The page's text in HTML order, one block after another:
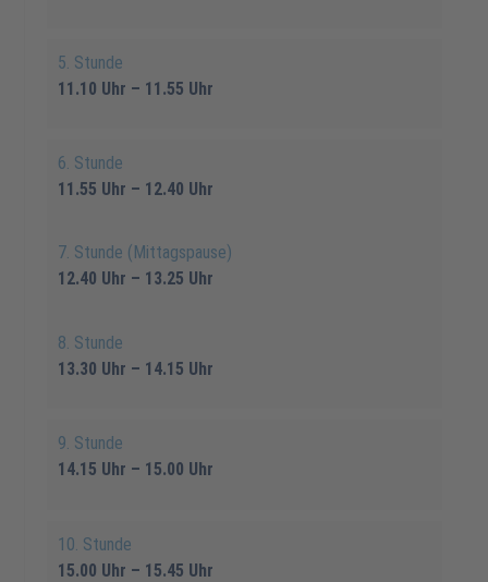
5. Stunde
11.10 Uhr – 11.55 Uhr
6. Stunde
11.55 Uhr – 12.40 Uhr
7. Stunde (Mittagspause)
12.40 Uhr – 13.25 Uhr
8. Stunde
13.30 Uhr – 14.15 Uhr
9. Stunde
14.15 Uhr – 15.00 Uhr
10. Stunde
15.00 Uhr – 15.45 Uhr